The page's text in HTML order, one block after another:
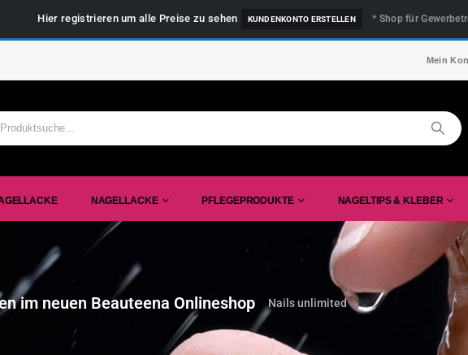
Hier registrieren um alle Preise zu sehen KUNDENKONTO ERSTELLEN * Shop für
Mein
NAGELLACKE PFLEGEPRODUKTE NAGELTIPS & KLEBER
im neuen Beauteena Onlineshop Nails unlimited